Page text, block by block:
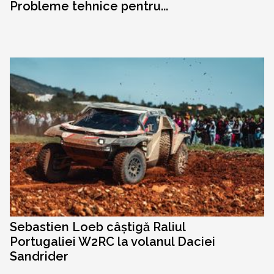
Probleme tehnice pentru...
Sebastien Loeb câștigă Raliul
Portugaliei W2RC la volanul Daciei
Sandrider